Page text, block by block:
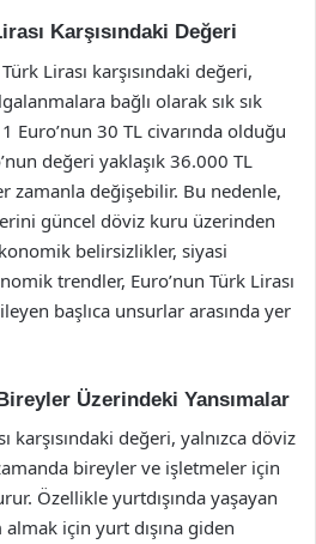
Karşısındaki Değeri
Lirası karşısındaki değeri,
bağlı olarak sık sık
Euro’nun 30 TL civarında olduğu
değeri yaklaşık 36.000 TL
zamanla değişebilir. Bu nedenle,
güncel döviz kuru üzerinden
belirsizlikler, siyasi
trendler, Euro’nun Türk Lirası
başlıca unsurlar arasında yer
Üzerindeki Yansımalar
karşısındaki değeri, yalnızca döviz
bireyler ve işletmeler için
Özellikle yurtdışında yaşayan
için yurt dışına giden